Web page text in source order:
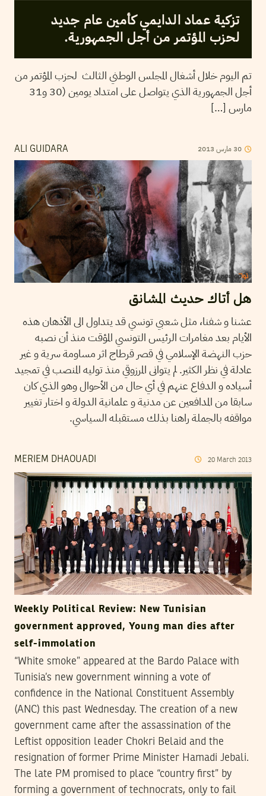
تزكية عماد الدايمي كأمين عام جديد
لحزب المؤتمر من أجل الجمهورية.
تم اليوم خلال أشغال المجلس الوطني الثالث لحزب المؤتمر من
أجل الجمهورية الذي يتواصل على امتداد يومين (30 و31
مارس […]
ALI GUIDARA 30 مارس 2013
هل أتاك حديث المشانق
عشنا و شفنا، مثل شعبي تونسي قد يتداول الى الأذهان هذه
الأيام بعد مغامرات الرئيس التونسي المؤقت منذ أن نصبه
حزب النهضة الإسلامي في قصر قرطاج اثر مساومة سرية و غير
عادلة في نظر الكثير. لم يتوانى المرزوقي منذ توليه المنصب في تمجيد
أسياده و الدفاع عنهم في أي حال من الأحوال وهو الذي كان
سابقا من المدافعين عن مدنية و علمانية الدولة و اختار تغيير
مواقفه بالجملة راهنا بذلك مستقبله السياسي.
MERIEM DHAOUADI 20 March 2013
Weekly Political Review: New Tunisian
government approved, Young man dies after
self-immolation
“White smoke” appeared at the Bardo Palace with
Tunisia’s new government winning a vote of
confidence in the National Constituent Assembly
(ANC) this past Wednesday. The creation of a new
government came after the assassination of the
Leftist opposition leader Chokri Belaid and the
resignation of former Prime Minister Hamadi Jebali.
The late PM promised to place “country first” by
forming a government of technocrats, only to fail